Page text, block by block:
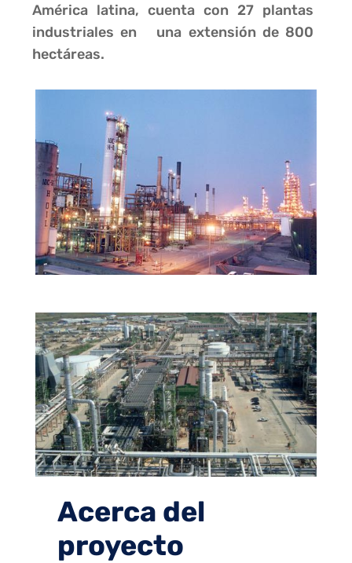
América latina, cuenta con 27 plantas
industriales en una extensión de 800
hectáreas.
Acerca del
proyecto